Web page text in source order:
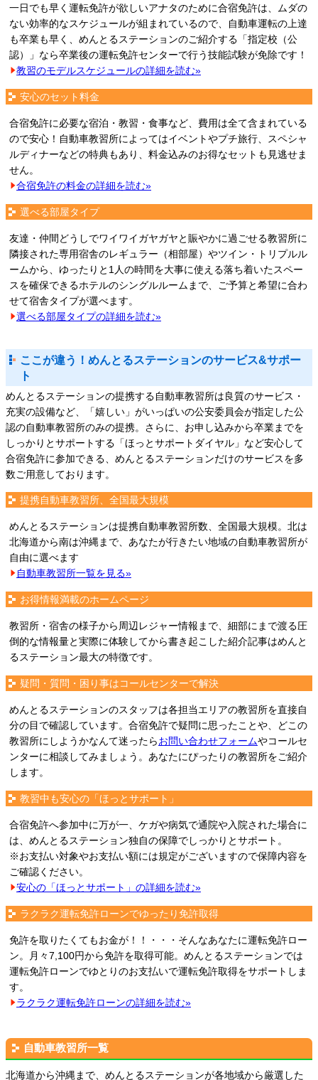
一日でも早く運転免許が欲しいアナタのために合宿免許は、ムダの
ない効率的なスケジュールが組まれているので、自動車運転の上達
も卒業も早く、めんとるステーションのご紹介する「指定校（公
認）」なら卒業後の運転免許センターで行う技能試験が免除です！
教習のモデルスケジュールの詳細を読む»
安心のセット料金
合宿免許に必要な宿泊・教習・食事など、費用は全て含まれている
ので安心！自動車教習所によってはイベントやプチ旅行、スペシャ
ルディナーなどの特典もあり、料金込みのお得なセットも見逃せま
せん。
合宿免許の料金の詳細を読む»
選べる部屋タイプ
友達・仲間どうしでワイワイガヤガヤと賑やかに過ごせる教習所に
隣接された専用宿舎のレギュラー（相部屋）やツイン・トリプルル
ームから、ゆったりと1人の時間を大事に使える落ち着いたスペー
スを確保できるホテルのシングルルームまで、ご予算と希望に合わ
せて宿舎タイプが選べます。
選べる部屋タイプの詳細を読む»
ここが違う！めんとるステーションのサービス&サポー
ト
めんとるステーションの提携する自動車教習所は良質のサービス・
充実の設備など、「嬉しい」がいっぱいの公安委員会が指定した公
認の自動車教習所のみの提携。さらに、お申し込みから卒業までを
しっかりとサポートする「ほっとサポートダイヤル」など安心して
合宿免許に参加できる、めんとるステーションだけのサービスを多
数ご用意しております。
提携自動車教習所、全国最大規模
めんとるステーションは提携自動車教習所数、全国最大規模。北は
北海道から南は沖縄まで、あなたが行きたい地域の自動車教習所が
自由に選べます
自動車教習所一覧を見る»
お得情報満載のホームページ
教習所・宿舎の様子から周辺レジャー情報まで、細部にまで渡る圧
倒的な情報量と実際に体験してから書き起こした紹介記事はめんと
るステーション最大の特徴です。
疑問・質問・困り事はコールセンターで解決
めんとるステーションのスタッフは各担当エリアの教習所を直接自
分の目で確認しています。合宿免許で疑問に思ったことや、どこの
教習所にしようかなんて迷ったらお問い合わせフォームやコールセ
ンターに相談してみましょう。あなたにぴったりの教習所をご紹介
します。
教習中も安心の「ほっとサポート」
合宿免許へ参加中に万が一、ケガや病気で通院や入院された場合に
は、めんとるステーション独自の保障でしっかりとサポート。
※お支払い対象やお支払い額には規定がございますので保障内容を
ご確認ください。
安心の「ほっとサポート」の詳細を読む»
ラクラク運転免許ローンでゆったり免許取得
免許を取りたくてもお金が！！・・・そんなあなたに運転免許ロー
ン。月々7,100円から免許を取得可能。めんとるステーションでは
運転免許ローンでゆとりのお支払いで運転免許取得をサポートしま
す。
ラクラク運転免許ローンの詳細を読む»
自動車教習所一覧
北海道から沖縄まで、めんとるステーションが各地域から厳選した